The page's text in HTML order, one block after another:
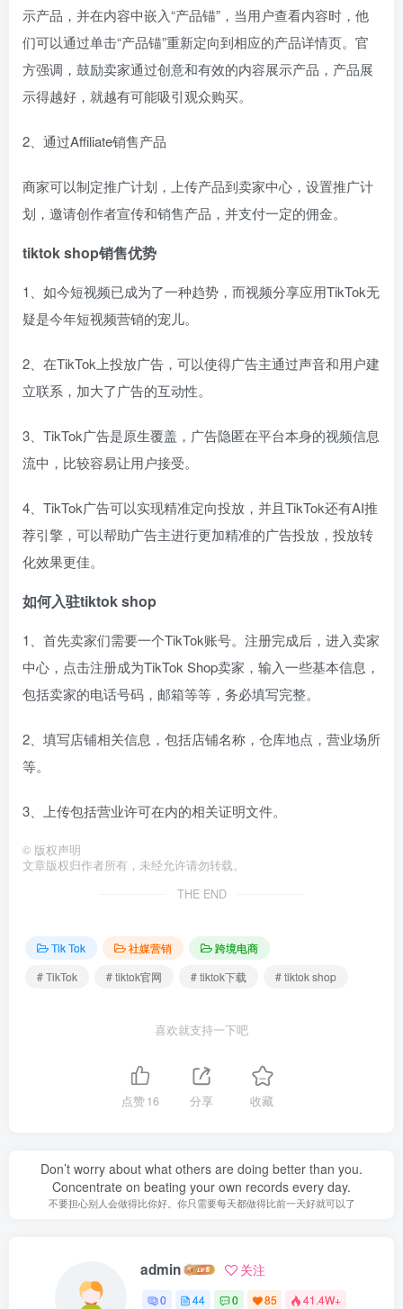
示产品，并在内容中嵌入“产品锚”，当用户查看内容时，他
们可以通过单击“产品锚”重新定向到相应的产品详情页。官
方强调，鼓励卖家通过创意和有效的内容展示产品，产品展
示得越好，就越有可能吸引观众购买。
2、通过Affiliate销售产品
商家可以制定推广计划，上传产品到卖家中心，设置推广计
划，邀请创作者宣传和销售产品，并支付一定的佣金。
tiktok shop销售优势
1、如今短视频已成为了一种趋势，而视频分享应用TikTok无
疑是今年短视频营销的宠儿。
2、在TikTok上投放广告，可以使得广告主通过声音和用户建
立联系，加大了广告的互动性。
3、TikTok广告是原生覆盖，广告隐匿在平台本身的视频信息
流中，比较容易让用户接受。
4、TikTok广告可以实现精准定向投放，并且TikTok还有AI推
荐引擎，可以帮助广告主进行更加精准的广告投放，投放转
化效果更佳。
如何入驻tiktok shop
1、首先卖家们需要一个TikTok账号。注册完成后，进入卖家
中心，点击注册成为TikTok Shop卖家，输入一些基本信息，
包括卖家的电话号码，邮箱等等，务必填写完整。
2、填写店铺相关信息，包括店铺名称，仓库地点，营业场所
等。
3、上传包括营业许可在内的相关证明文件。
© 版权声明
文章版权归作者所有，未经允许请勿转载。
THE END
Tik Tok 社媒营销
跨境电商
# TikTok
# tiktok官网 # tiktok下载 # tiktok shop
喜欢就支持一下吧
点赞16 分享 收藏
Don’t worry about what others are doing better than you.
Concentrate on beating your own records every day.
不要担心别人会做得比你好。你只需要每天都做得比前一天好就可以了
admin 关注
0 44 0 85 41.4W+